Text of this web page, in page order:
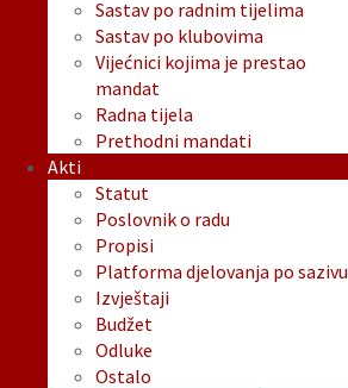
Sastav po radnim tijelima
Sastav po klubovima
Vijećnici kojima je prestao
mandat
Radna tijela
Prethodni mandati
Akti
Statut
Poslovnik o radu
Propisi
Platforma djelovanja po sazivu
Izvještaji
Budžet
Odluke
Ostalo